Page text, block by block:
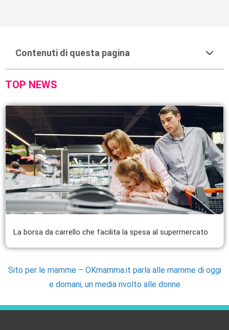
Contenuti di questa pagina
TOP NEWS
La borsa da carrello che facilita la spesa al supermercato
Sito per le mamme – OKmamma.it parla alle mamme di oggi
e domani, un media rivolto alle donne